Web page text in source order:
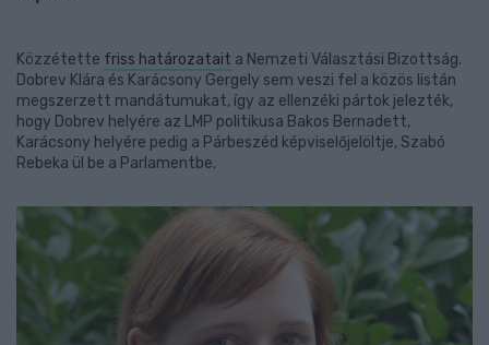
Közzétette friss határozatait a Nemzeti Választási Bizottság.
Dobrev Klára és Karácsony Gergely sem veszi fel a közös listán
megszerzett mandátumukat, így az ellenzéki pártok jelezték,
hogy Dobrev helyére az LMP politikusa Bakos Bernadett,
Karácsony helyére pedig a Párbeszéd képviselőjelöltje, Szabó
Rebeka ül be a Parlamentbe.